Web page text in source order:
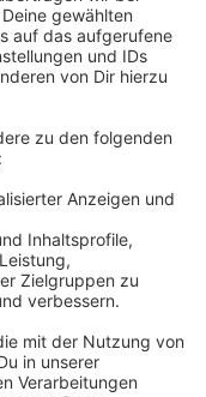
einer Infektion.
der
einem Modell
Deutschland
bei 1,8